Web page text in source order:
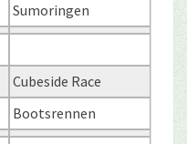
Sumoringen
Cubeside Race
Bootsrennen